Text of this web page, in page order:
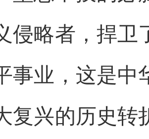
侵略者，捍卫
事业，这是中
复兴的历史转